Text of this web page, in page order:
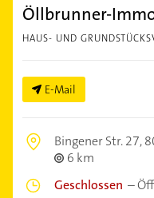
Öllbrunner-
HAUS- UND
E-Mail
Bingener Str. 27,
6 km
Geschlossen –